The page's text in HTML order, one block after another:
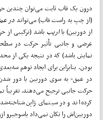
درون یک قاب ثابت می‌توان چندین
(از چپ به راست قاب) می‌توانددر
از دوربین) یااریبباشد (ترکیبی از
عرضی و جانبی تأثیر حرکت در
‌نمایش باشد) که در نتیجه یکی از
بودن. بنابراین برای ایجاد توهم
در عمق- به سوی دوربین یا دور
حرکت جانبی ترجیح می‌دهند. تقریباً
کرده‌اند و در سینمای ژاپن
دوربین‌اش را تکان نمی‌داد یاسوجیرو